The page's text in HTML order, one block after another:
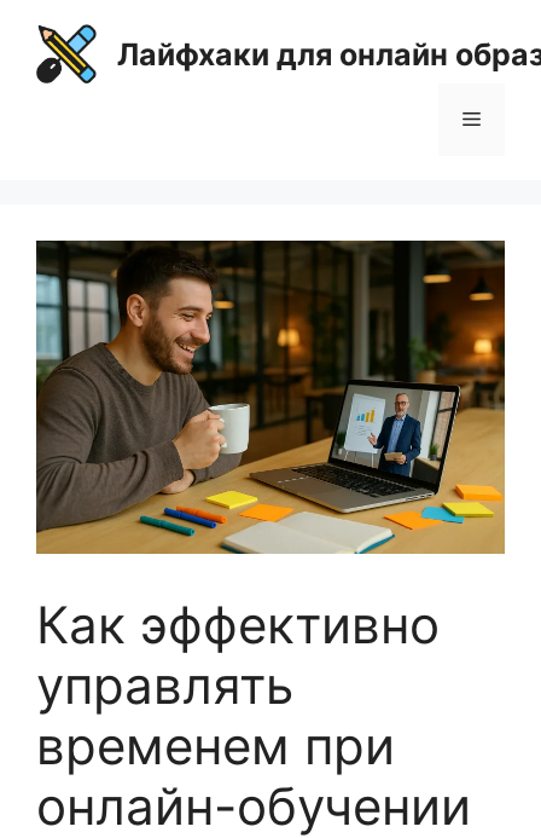
содержимому
Лайфхаки для онлайн
Меню
Как эффективно
управлять
временем при
онлайн-обучении